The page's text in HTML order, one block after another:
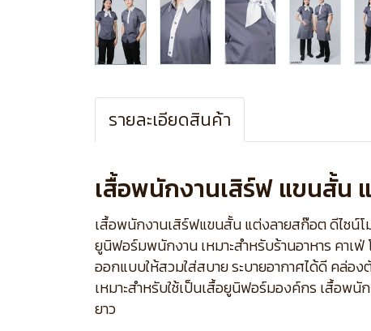
รายละเอียดสินค้า
เสื้อพนักงานเสิร์ฟ แขนสั้น
เสื้อพนักงานเสิร์ฟแขนสั้น แต่งลายสก๊อต ดีไซน์
ยูนิฟอร์มพนักงาน เหมาะสำหรับร้านอาหาร คาเ
ออกแบบให้สวมใส่สบาย ระบายอากาศได้ดี คล่อง
เหมาะสำหรับใช้เป็นเสื้อยูนิฟอร์มองค์กร เสื้อพนั
ยาว